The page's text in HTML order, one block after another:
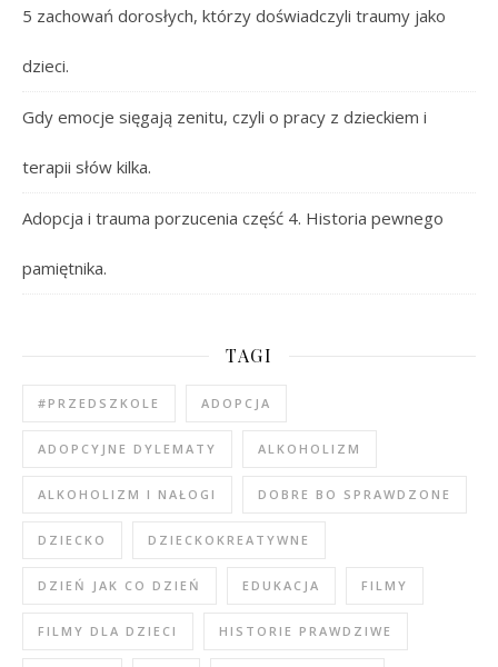
5 zachowań dorosłych, którzy doświadczyli traumy jako
dzieci.
Gdy emocje sięgają zenitu, czyli o pracy z dzieckiem i
terapii słów kilka.
Adopcja i trauma porzucenia część 4. Historia pewnego
pamiętnika.
TAGI
#PRZEDSZKOLE ADOPCJA
ADOPCYJNE DYLEMATY ALKOHOLIZM
ALKOHOLIZM I NAŁOGI DOBRE BO SPRAWDZONE
DZIECKO DZIECKOKREATYWNE
DZIEŃ JAK CO DZIEŃ EDUKACJA FILMY
FILMY DLA DZIECI HISTORIE PRAWDZIWE